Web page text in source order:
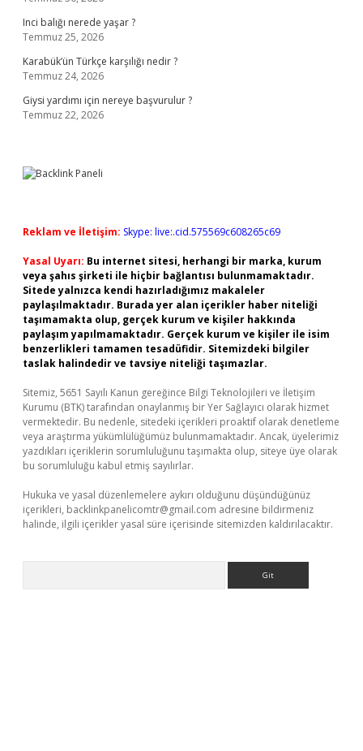
Inci balığı nerede yaşar ?
Temmuz 25, 2026
Karabük’ün Türkçe karşılığı nedir ?
Temmuz 24, 2026
Giysi yardımı için nereye başvurulur ?
Temmuz 22, 2026
Reklam ve İletişim: Skype: live:.cid.575569c608265c69
Yasal Uyarı: Bu internet sitesi, herhangi bir marka, kurum
veya şahıs şirketi ile hiçbir bağlantısı bulunmamaktadır.
Sitede yalnızca kendi hazırladığımız makaleler
paylaşılmaktadır. Burada yer alan içerikler haber niteliği
taşımamakta olup, gerçek kurum ve kişiler hakkında
paylaşım yapılmamaktadır. Gerçek kurum ve kişiler ile isim
benzerlikleri tamamen tesadüfidir. Sitemizdeki bilgiler
taslak halindedir ve tavsiye niteliği taşımazlar.
Sitemiz, 5651 Sayılı Kanun gereğince Bilgi Teknolojileri ve İletişim
Kurumu (BTK) tarafından onaylanmış bir Yer Sağlayıcı olarak hizmet
vermektedir. Bu nedenle, sitedeki içerikleri proaktif olarak denetleme
veya araştırma yükümlülüğümüz bulunmamaktadır. Ancak, üyelerimiz
yazdıkları içeriklerin sorumluluğunu taşımakta olup, siteye üye olarak
bu sorumluluğu kabul etmiş sayılırlar.
Hukuka ve yasal düzenlemelere aykırı olduğunu düşündüğünüz
içerikleri, backlinkpanelicomtr@gmail.com adresine bildirmeniz
halinde, ilgili içerikler yasal süre içerisinde sitemizden kaldırılacaktır.